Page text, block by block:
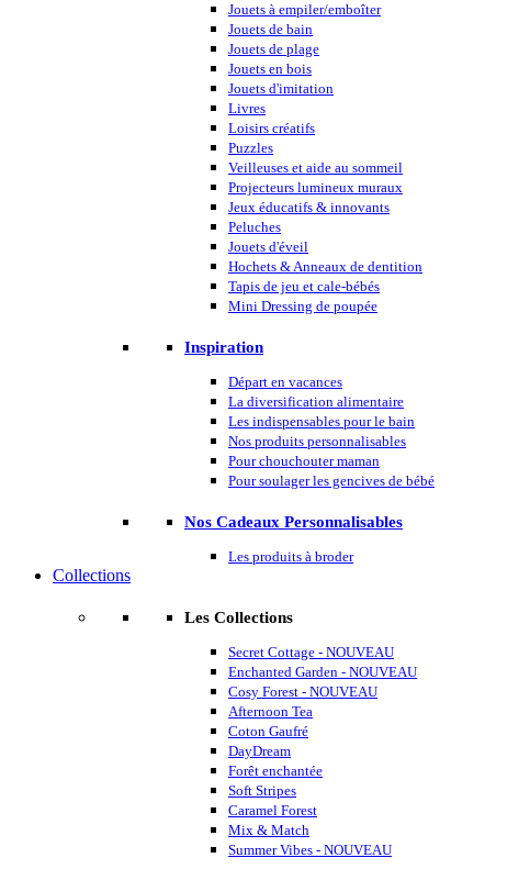
Jouets à empiler/emboîter
Jouets de bain
Jouets de plage
Jouets en bois
Jouets d'imitation
Livres
Loisirs créatifs
Puzzles
Veilleuses et aide au sommeil
Projecteurs lumineux muraux
Jeux éducatifs & innovants
Peluches
Jouets d'éveil
Hochets & Anneaux de dentition
Tapis de jeu et cale-bébés
Mini Dressing de poupée
Inspiration
Départ en vacances
La diversification alimentaire
Les indispensables pour le bain
Nos produits personnalisables
Pour chouchouter maman
Pour soulager les gencives de bébé
Nos Cadeaux Personnalisables
Les produits à broder
Collections
Les Collections
Secret Cottage - NOUVEAU
Enchanted Garden - NOUVEAU
Cosy Forest - NOUVEAU
Afternoon Tea
Coton Gaufré
DayDream
Forêt enchantée
Soft Stripes
Caramel Forest
Mix & Match
Summer Vibes - NOUVEAU